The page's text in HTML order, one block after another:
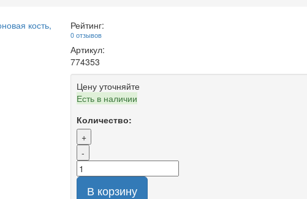
Рейтинг:
0 отзывов
Артикул:
774353
Цену уточняйте
Есть в наличии
Количество:
+
-
В корзину